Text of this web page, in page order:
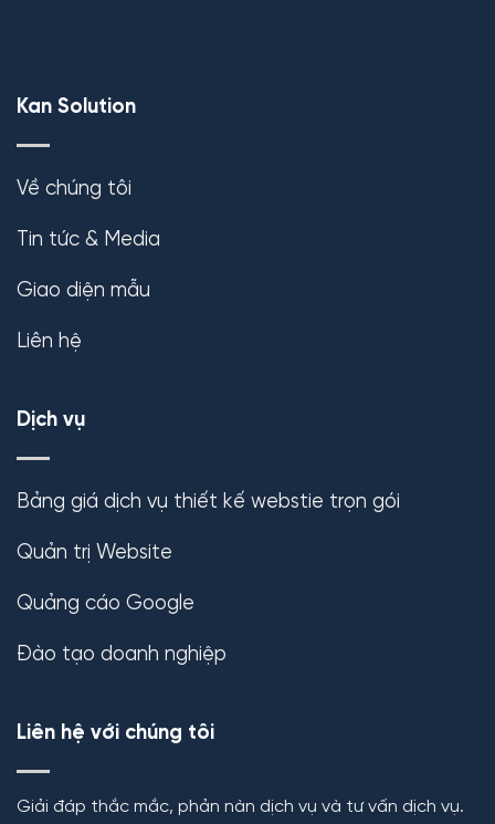
Kan Solution
Về chúng tôi
Tin tức & Media
Giao diện mẫu
Liên hệ
Dịch vụ
Bảng giá dịch vụ thiết kế webstie trọn gói
Quản trị Website
Quảng cáo Google
Đào tạo doanh nghiệp
Liên hệ với chúng tôi
Giải đáp thắc mắc, phản nàn dịch vụ và tư vấn dịch vụ.